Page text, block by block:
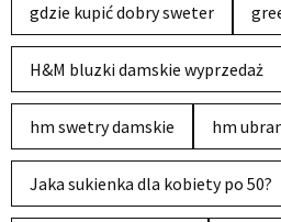
gdzie kupić dobry sweter
H&M bluzki damskie wyprzedaż
hm swetry damskie hm
Jaka sukienka dla kobiety po 50?